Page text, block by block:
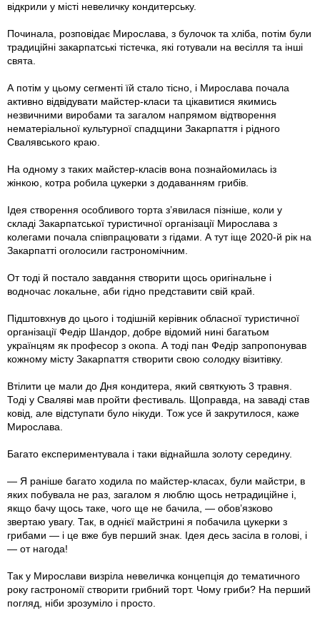
відкрили у місті невеличку кондитерську.
Починала, розповідає Мирослава, з булочок та хліба, потім були
традиційні закарпатські тістечка, які готували на весілля та інші
свята.
А потім у цьому сегменті їй стало тісно, і Мирослава почала
активно відвідувати майстер-класи та цікавитися якимись
незвичними виробами та загалом напрямом відтворення
нематеріальної культурної спадщини Закарпаття і рідного
Свалявського краю.
На одному з таких майстер-класів вона познайомилась із
жінкою, котра робила цукерки з додаванням грибів.
Ідея створення особливого торта з’явилася пізніше, коли у
складі Закарпатської туристичної організації Мирослава з
колегами почала співпрацювати з гідами. А тут іще 2020-й рік на
Закарпатті оголосили гастрономічним.
От тоді й постало завдання створити щось оригінальне і
водночас локальне, аби гідно представити свій край.
Підштовхнув до цього і тодішній керівник обласної туристичної
організації Федір Шандор, добре відомий нині багатьом
українцям як професор з окопа. А тоді пан Федір запропонував
кожному місту Закарпаття створити свою солодку візитівку.
Втілити це мали до Дня кондитера, який святкують 3 травня.
Тоді у Сваляві мав пройти фестиваль. Щоправда, на заваді став
ковід, але відступати було нікуди. Тож усе й закрутилося, каже
Мирослава.
Багато експериментувала і таки віднайшла золоту середину.
— Я раніше багато ходила по майстер-класах, були майстри, в
яких побувала не раз, загалом я люблю щось нетрадиційне і,
якщо бачу щось таке, чого ще не бачила, — обов’язково
звертаю увагу. Так, в однієї майстрині я побачила цукерки з
грибами — і це вже був перший знак. Ідея десь засіла в голові, і
— от нагода!
Так у Мирослави визріла невеличка концепція до тематичного
року гастрономії створити грибний торт. Чому гриби? На перший
погляд, ніби зрозуміло і просто.